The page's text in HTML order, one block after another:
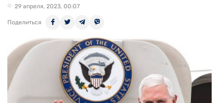
29 апреля, 2023, 00:07
Поделиться